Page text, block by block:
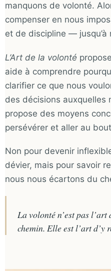
manquons de volonté.
compenser en nous
et de discipline — jusqu’à
L’Art de la volonté
aide à comprendre
clarifier ce que nous
des décisions auxquelles
propose des moyens
persévérer et aller au
Non pour devenir
dévier, mais pour savoir
nous nous écartons du
La volonté n’est pas
chemin. Elle est l’art d’y